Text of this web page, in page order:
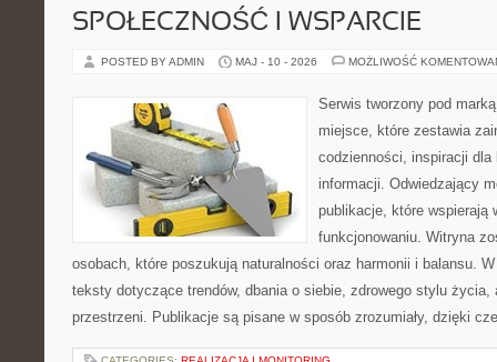
SPOŁECZNOŚĆ I WSPARCIE
POSTED BY ADMIN MAJ - 10 - 2026 MOŻLIWOŚĆ
Serwis tworzony pod
miejsce, które zestawia
codzienności, inspiracji
informacji. Odwiedzający
publikacje, które wspierają
funkcjonowaniu. Witryna
osobach, które poszukują naturalności oraz harmonii i balansu.
teksty dotyczące trendów, dbania o siebie, zdrowego stylu życia,
przestrzeni. Publikacje są pisane w sposób zrozumiały, dzięki